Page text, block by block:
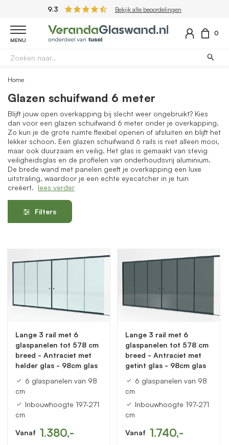
9.3 Bekijk alle beoordelingen
MENU
0
Home
Glazen schuifwand 6 meter
Blijft jouw open overkapping bij slecht weer ongebruikt? Kies
dan voor een glazen schuifwand 6 meter onder je overkapping.
Zo kun je de grote ruimte flexibel openen of afsluiten en blijft het
lekker schoon. Een glazen schuifwand 6 rails is niet alleen mooi,
maar ook duurzaam en veilig. Het glas is gemaakt van stevig
veiligheidsglas en de profielen van onderhoudsvrij aluminium.
De brede wand met panelen geeft je overkapping een luxe
uitstraling, waardoor je een echte eyecatcher in je tuin
creëert. lees verder
Filters
Lange 3 rail met 6
glaspanelen tot 578 cm
breed - Antraciet met
helder glas - 98cm glas
6 glaspanelen van 98
cm
Inbouwhoogte 197-271
cm
Vanaf 1.380,-
Lange 3 rail met 6
glaspanelen tot 578 cm
breed - Antraciet met
getint glas - 98cm glas
6 glaspanelen van 98
cm
Inbouwhoogte 197-271
cm
Vanaf 1.740,-